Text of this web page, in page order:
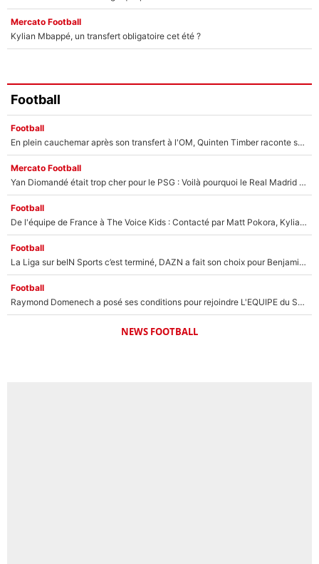
Mercato Football
Kylian Mbappé, un transfert obligatoire cet été ?
Football
Football
En plein cauchemar après son transfert à l'OM, Quinten Timber raconte ses doutes après sa signature à Marseille
Mercato Football
Yan Diomandé était trop cher pour le PSG : Voilà pourquoi le Real Madrid a accepté de payer la somme record de 140M€ pour boucler son transfert !
Football
De l'équipe de France à The Voice Kids : Contacté par Matt Pokora, Kylian Mbappé a accepté de jouer un rôle inédit sur TF1 !
Football
La Liga sur beIN Sports c’est terminé, DAZN a fait son choix pour Benjamin Da Silva et Omar Da Fonseca !
Football
Raymond Domenech a posé ses conditions pour rejoindre L'EQUIPE du Soir : Il refuse de faire l'émission avec un autre chroniqueur !
NEWS FOOTBALL